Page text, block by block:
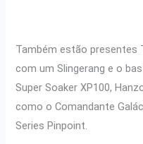
Também estão presentes
com um Slingerang e o
Super Soaker XP100,
como o Comandante
Series Pinpoint.